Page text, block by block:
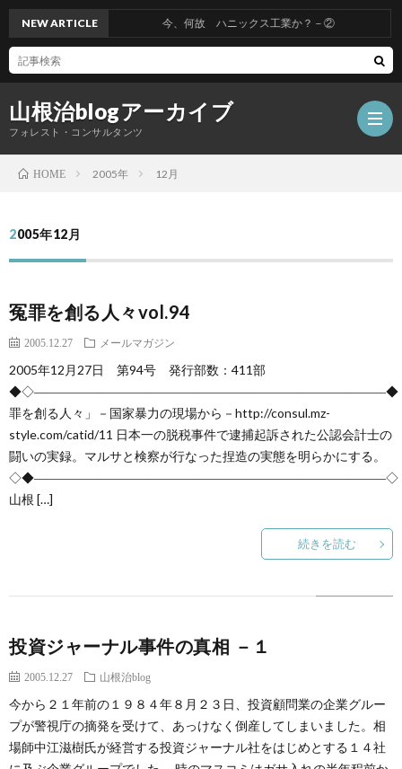
山根治blogアーカイブ
フォレスト・コンサルタンツ
冤
る
blog
案
NEW ARTICLE 今、何故 ハニックス工業か？－②
HOME 2005年 12月
2005年12月
冤罪を創る人々vol.94
2005.12.27 メールマガジン
2005年12月27日 第94号 発行部数：411部
◆◇――――――――――――――――――――――――――――◆
罪を創る人々」－国家暴力の現場から－http://consul.mz-
style.com/catid/11 日本一の脱税事件で逮捕起訴された公認会計士の
闘いの実録。マルサと検察が行なった捏造の実態を明らかにする。
◇◆――――――――――――――――――――――――――――◇
山根 […]
続きを読む
投資ジャーナル事件の真相 －１
2005.12.27 山根治blog
今から２１年前の１９８４年８月２３日、投資顧問業の企業グルー
プが警視庁の摘発を受けて、あっけなく倒産してしまいました。相
場師中江滋樹氏が経営する投資ジャーナル社をはじめとする１４社